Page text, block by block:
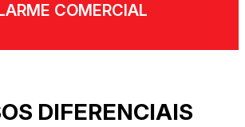
COMERCIAL
DIFERENCIAIS